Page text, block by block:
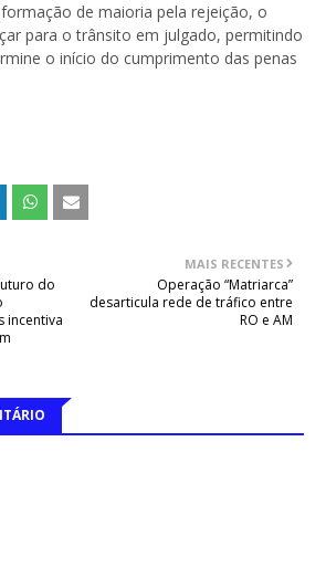
de maioria pela rejeição, o
para o trânsito em julgado, permitindo
o início do cumprimento das penas
MAIS RECENTES
Operação “Matriarca”
desarticula rede de tráfico entre
RO e AM
do
incentiva